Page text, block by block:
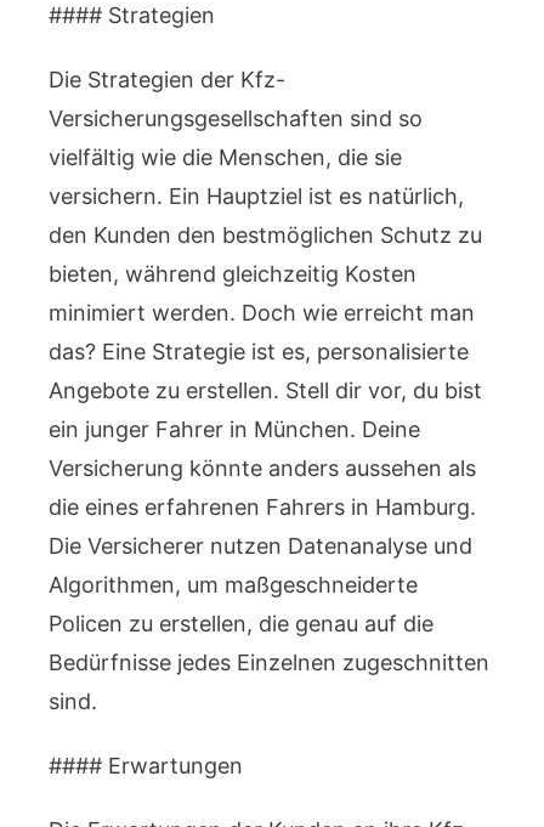
#### Strategien
Die Strategien der Kfz-
Versicherungsgesellschaften sind so
vielfältig wie die Menschen, die sie
versichern. Ein Hauptziel ist es natürlich,
den Kunden den bestmöglichen Schutz zu
bieten, während gleichzeitig Kosten
minimiert werden. Doch wie erreicht man
das? Eine Strategie ist es, personalisierte
Angebote zu erstellen. Stell dir vor, du bist
ein junger Fahrer in München. Deine
Versicherung könnte anders aussehen als
die eines erfahrenen Fahrers in Hamburg.
Die Versicherer nutzen Datenanalyse und
Algorithmen, um maßgeschneiderte
Policen zu erstellen, die genau auf die
Bedürfnisse jedes Einzelnen zugeschnitten
sind.
#### Erwartungen